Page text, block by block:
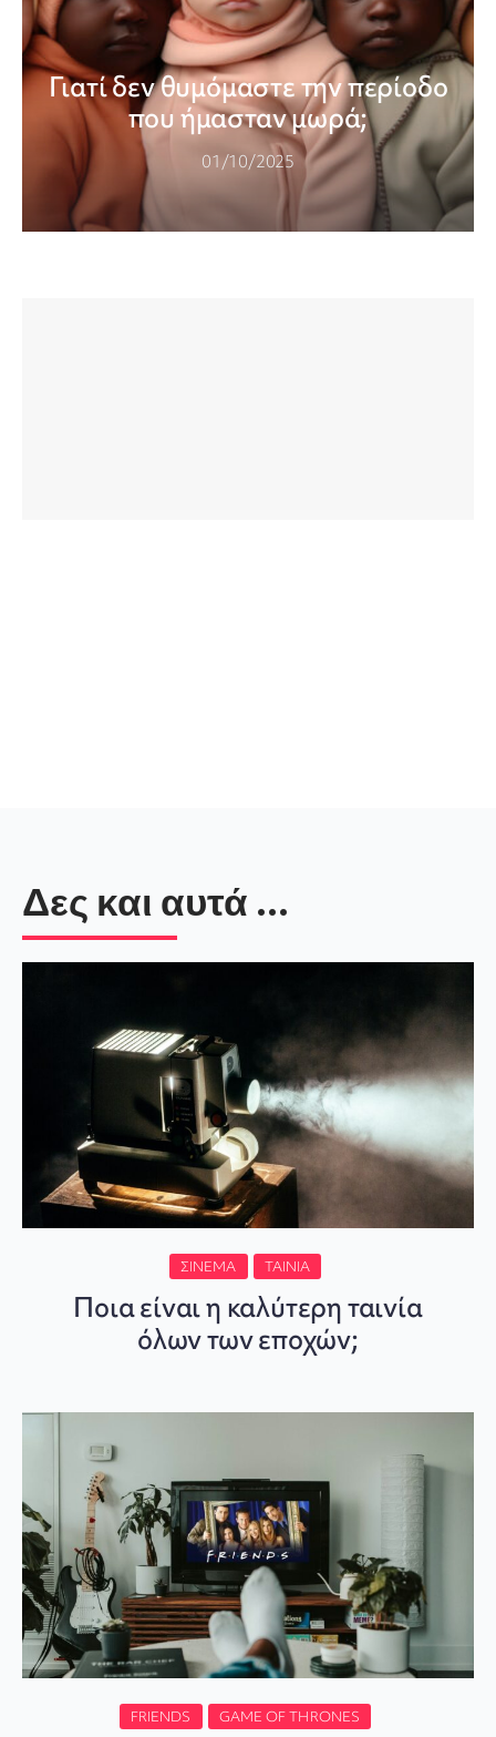
Γιατί δεν θυμόμαστε την περίοδο
που ήμασταν μωρά;
01/10/2025
Δες και αυτά ...
ΣΙΝΕΜΆ ΤΑΙΝΊΑ
Ποια είναι η καλύτερη ταινία
όλων των εποχών;
FRIENDS GAME OF THRONES